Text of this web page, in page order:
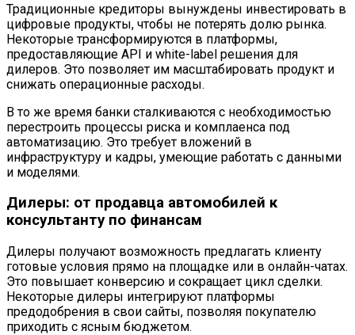
Традиционные кредиторы вынуждены инвестировать в
цифровые продукты, чтобы не потерять долю рынка.
Некоторые трансформируются в платформы,
предоставляющие API и white-label решения для
дилеров. Это позволяет им масштабировать продукт и
снижать операционные расходы.
В то же время банки сталкиваются с необходимостью
перестроить процессы риска и комплаенса под
автоматизацию. Это требует вложений в
инфраструктуру и кадры, умеющие работать с данными
и моделями.
Дилеры: от продавца автомобилей к
консультанту по финансам
Дилеры получают возможность предлагать клиенту
готовые условия прямо на площадке или в онлайн-чатах.
Это повышает конверсию и сокращает цикл сделки.
Некоторые дилеры интегрируют платформы
предодобрения в свои сайты, позволяя покупателю
приходить с ясным бюджетом.